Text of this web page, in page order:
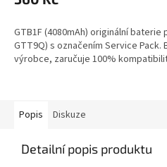
GTB1F (4080mAh) originální baterie
GTT9Q) s označením Service
výrobce, zaručuje 100%
Popis Diskuze
Detailní popis produktu